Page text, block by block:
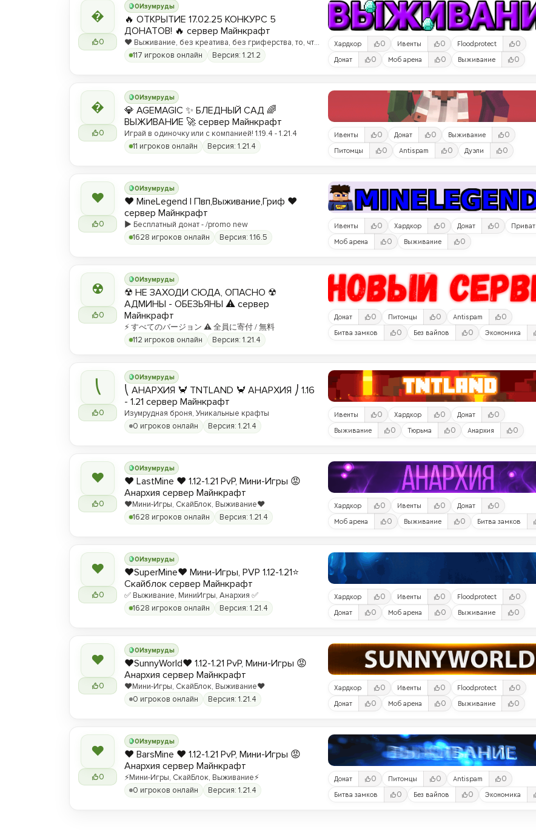

0
0Изумруды
🔥 ОТКРЫТИЕ 17.02.25 КОНКУРС 5
ДОНАТОВ! 🔥 сервер Майнкрафт
❤️ Выживание, без креатива, без гриферства, то, что
вы любите! ❤️
117 игроков онлайн Версия: 1.21.2
Хардкор 0 Ивенты 0 Floodprotect 0
Донат 0 Моб арена 0 Выживание 0

0
0Изумруды
💎 AGEMAGIC ✨ БЛЕДНЫЙ САД 🌈
ВЫЖИВАНИЕ 🚀 сервер Майнкрафт
Играй в одиночку или с компанией! 1.19.4 - 1.21.4
11 игроков онлайн
Версия: 1.21.4
Ивенты 0 Донат 0 Выживание 0
Питомцы 0 Antispam 0 Дуэли 0
❤
0
0Изумруды
❤️ MineLegend | Пвп,Выживание,Гриф ❤️
сервер Майнкрафт
▶️ Бесплатный донат - /promo new
1628 игроков онлайн
Версия: 1.16.5
Ивенты 0 Хардкор 0 Донат 0 Приват
Моб арена 0 Выживание 0
☢
0
0Изумруды
☢ НЕ ЗАХОДИ СЮДА, ОПАСНО ☢
АДМИНЫ - ОБЕЗЬЯНЫ ⚠ сервер
Майнкрафт
⚡ すべてのバージョン ⚠ 全員に寄付 / 無料
112 игроков онлайн
Версия: 1.21.4
Донат 0 Питомцы 0 Antispam 0
Битва замков 0 Без вайпов 0 Экономика
⎝
0
0Изумруды
⎝ АНАРХИЯ 🦀 TNTLAND 🦀 АНАРХИЯ ⎠ 1.16
- 1.21 сервер Майнкрафт
Изумрудная броня, Уникальные крафты
0 игроков онлайн
Версия: 1.21.4
Ивенты 0 Хардкор 0 Донат 0
Выживание 0 Тюрьма 0 Анархия 0
❤
0
0Изумруды
❤️ LastMine ❤️ 1.12-1.21 PvP, Мини-Игры 😡
Анархия сервер Майнкрафт
❤️Мини-Игры, СкайБлок, Выживание❤️
1628 игроков онлайн
Версия: 1.21.4
Хардкор 0 Ивенты 0 Донат 0
Моб арена 0 Выживание 0 Битва замков
❤
0
0Изумруды
❤️SuperMine❤️ Мини-Игры, PVP 1.12-1.21⭐
Скайблок сервер Майнкрафт
✅ Выживание, МиниИгры, Анархия ✅
1628 игроков онлайн
Версия: 1.21.4
Хардкор 0 Ивенты 0 Floodprotect 0
Донат 0 Моб арена 0 Выживание 0
❤
0
0Изумруды
❤️SunnyWorld❤️ 1.12-1.21 PvP, Мини-Игры 😡
Анархия сервер Майнкрафт
❤️Мини-Игры, СкайБлок, Выживание❤️
0 игроков онлайн
Версия: 1.21.4
Хардкор 0 Ивенты 0 Floodprotect 0
Донат 0 Моб арена 0 Выживание 0
❤
0
0Изумруды
❤️ BarsMine ❤️ 1.12-1.21 PvP, Мини-Игры 😡
Анархия сервер Майнкрафт
⚡Мини-Игры, СкайБлок, Выживание⚡
0 игроков онлайн
Версия: 1.21.4
Донат 0 Питомцы 0 Antispam 0
Битва замков 0 Без вайпов 0 Экономика